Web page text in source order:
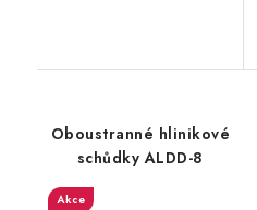
Oboustranné hlinikové
schůdky ALDD-8
Akce